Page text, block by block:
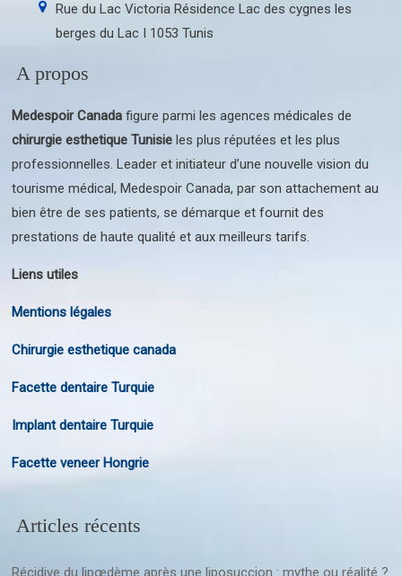
Rue du Lac Victoria Résidence Lac des cygnes les
berges du Lac I 1053 Tunis
A propos
Medespoir Canada figure parmi les agences médicales de
chirurgie esthetique Tunisie les plus réputées et les plus
professionnelles. Leader et initiateur d’une nouvelle vision du
tourisme médical, Medespoir Canada, par son attachement au
bien être de ses patients, se démarque et fournit des
prestations de haute qualité et aux meilleurs tarifs.
Liens utiles
Mentions légales
Chirurgie esthetique canada
Facette dentaire Turquie
Implant dentaire Turquie
Facette veneer Hongrie
Articles récents
Récidive du lipœdème après une liposuccion : mythe ou réalité ?